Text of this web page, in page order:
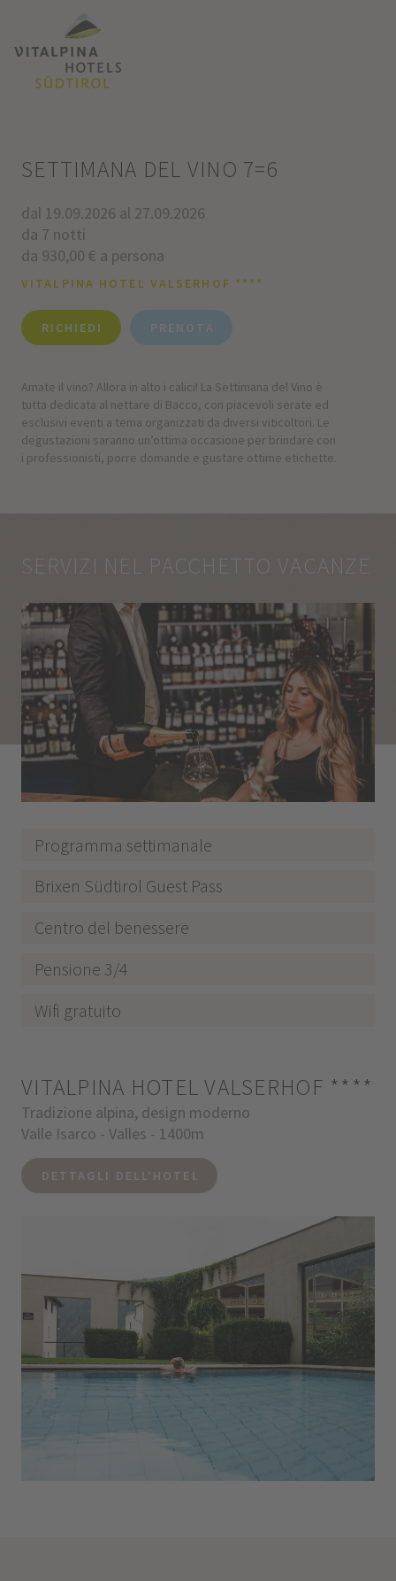
SETTIMANA DEL VINO 7=6
dal 19.09.2026 al 27.09.2026
da 7 notti
da 930,00 € a persona
VITALPINA HOTEL VALSERHOF ****
RICHIEDI PRENOTA
Amate il vino? Allora in alto i calici! La Settimana del Vino è
tutta dedicata al nettare di Bacco, con piacevoli serate ed
esclusivi eventi a tema organizzati da diversi viticoltori. Le
degustazioni saranno un’ottima occasione per brindare con
i professionisti, porre domande e gustare ottime etichette.
SERVIZI NEL PACCHETTO VACANZE
Programma settimanale
Brixen Südtirol Guest Pass
Centro del benessere
Pensione 3/4
Wifi gratuito
VITALPINA HOTEL VALSERHOF ****
Tradizione alpina, design moderno
Valle Isarco - Valles - 1400m
DETTAGLI DELL'HOTEL